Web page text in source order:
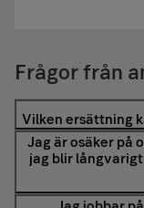
Frågor från
När du blir sjuk
1)
kollektivavtalad
Om du ser att